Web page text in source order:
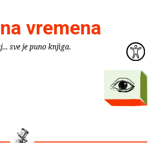
vremena
sve je puno knjiga.